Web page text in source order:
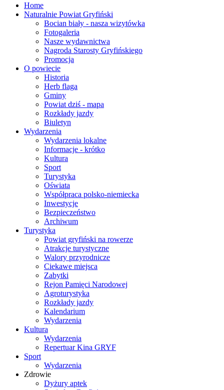
Home
Naturalnie Powiat Gryfiński
Bocian biały - nasza wizytówka
Fotogaleria
Nasze wydawnictwa
Nagroda Starosty Gryfińskiego
Promocja
O powiecie
Historia
Herb flaga
Gminy
Powiat dziś - mapa
Rozkłady jazdy
Biuletyn
Wydarzenia
Wydarzenia lokalne
Informacje - krótko
Kultura
Sport
Turystyka
Oświata
Współpraca polsko-niemiecka
Inwestycje
Bezpieczeństwo
Archiwum
Turystyka
Powiat gryfiński na rowerze
Atrakcje turystyczne
Walory przyrodnicze
Ciekawe miejsca
Zabytki
Rejon Pamięci Narodowej
Agroturystyka
Rozkłady jazdy
Kalendarium
Wydarzenia
Kultura
Wydarzenia
Repertuar Kina GRYF
Sport
Wydarzenia
Zdrowie
Dyżury aptek